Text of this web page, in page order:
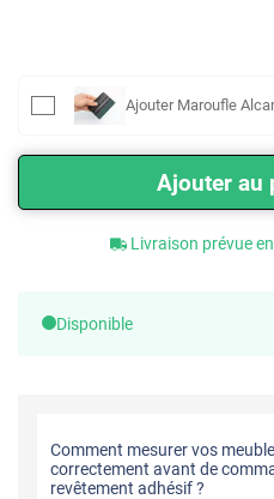
Ajouter Maroufle
Ajouter au
Livraison prévue
Disponible
Comment mesurer vos
correctement avant de
revêtement adhésif ?